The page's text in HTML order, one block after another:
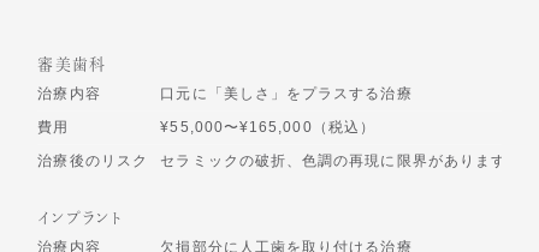
審美歯科
治療内容
口元に「美しさ」をプラスする治療
費用
¥55,000〜¥165,000（税込）
治療後のリスク
セラミックの破折、色調の再現に限界があります
インプラント
治療内容 欠損部分に人工歯を取り付ける治療